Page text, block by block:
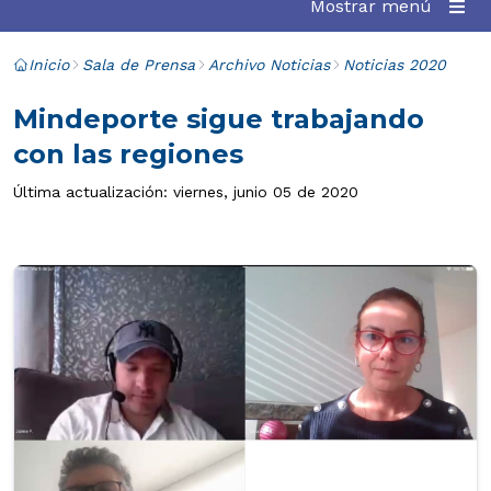
Mostrar menú
Inicio Sala de Prensa Archivo Noticias Noticias 2020
Mindeporte sigue trabajando
con las regiones
Última actualización: viernes, junio 05 de 2020